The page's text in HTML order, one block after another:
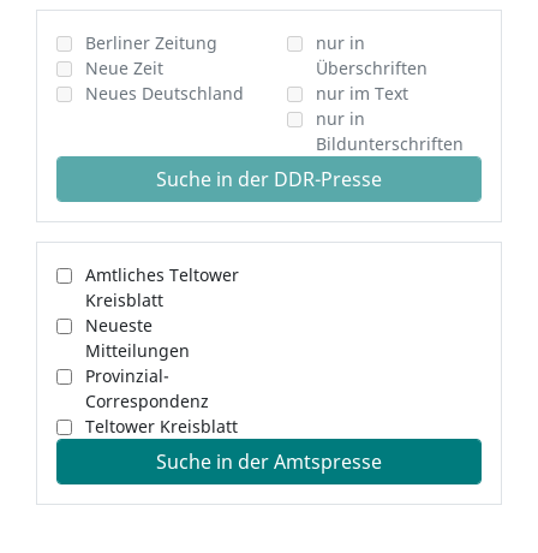
Berliner Zeitung
Neue Zeit
Neues Deutschland
nur in
Überschriften
nur im Text
nur in
Bildunterschriften
Suche in der DDR-Presse
Amtliches Teltower
Kreisblatt
Neueste
Mitteilungen
Provinzial-
Correspondenz
Teltower Kreisblatt
Suche in der Amtspresse